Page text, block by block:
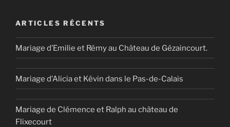
ARTICLES RÉCENTS
Mariage d’Emilie et Rémy au Château de Gézaincourt.
Mariage d’Alicia et Kévin dans le Pas-de-Calais
Mariage de Clémence et Ralph au château de
Flixecourt